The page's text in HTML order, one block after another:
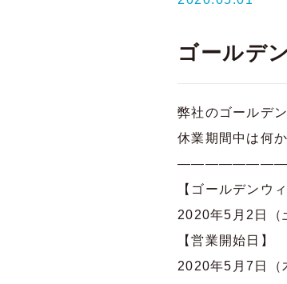
ゴールデ
弊社のゴールデ
休業期間中は何
【ゴールデンウ
2020年5月2日（
【営業開始日】
2020年5月7日（